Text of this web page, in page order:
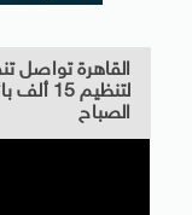
القاهرة تواصل
لتنظيم
الصباح